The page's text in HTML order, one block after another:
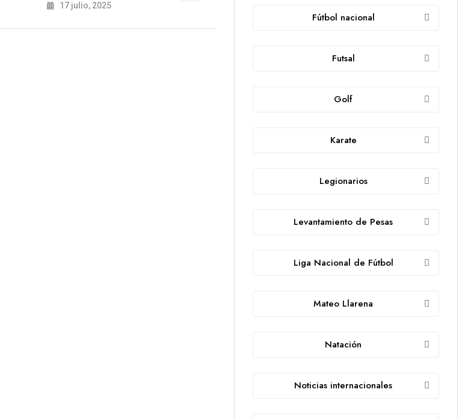
17 julio, 2025
Fútbol nacional
Futsal
Golf
Karate
Legionarios
Levantamiento de Pesas
Liga Nacional de Fútbol
Mateo Llarena
Natación
Noticias internacionales